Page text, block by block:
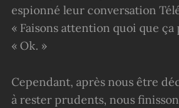
espionné leur conversation
« Faisons attention quoi que ça
« Ok. »
Cependant, après nous être
à rester prudents, nous